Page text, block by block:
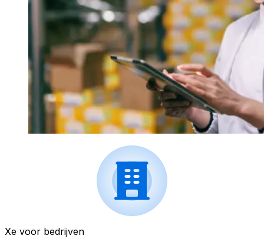
Xe voor bedrijven